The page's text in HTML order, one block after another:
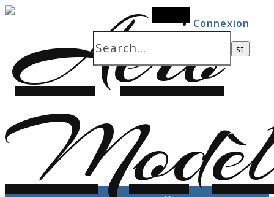
Connexion